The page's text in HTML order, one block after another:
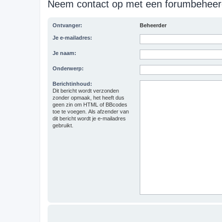
Neem contact op met een
Ontvanger: Beheerder
Je e-mailadres:
Je naam:
Onderwerp:
Berichtinhoud:
Dit bericht wordt verzonden
zonder opmaak, het heeft dus
geen zin om HTML of BBcodes
toe te voegen. Als afzender van
dit bericht wordt je e-mailadres
gebruikt.